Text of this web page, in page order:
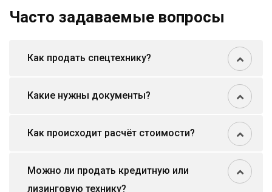
Часто задаваемые вопросы
Как продать спецтехнику?
Какие нужны документы?
Как происходит расчёт стоимости?
Можно ли продать кредитную или
лизинговую технику?